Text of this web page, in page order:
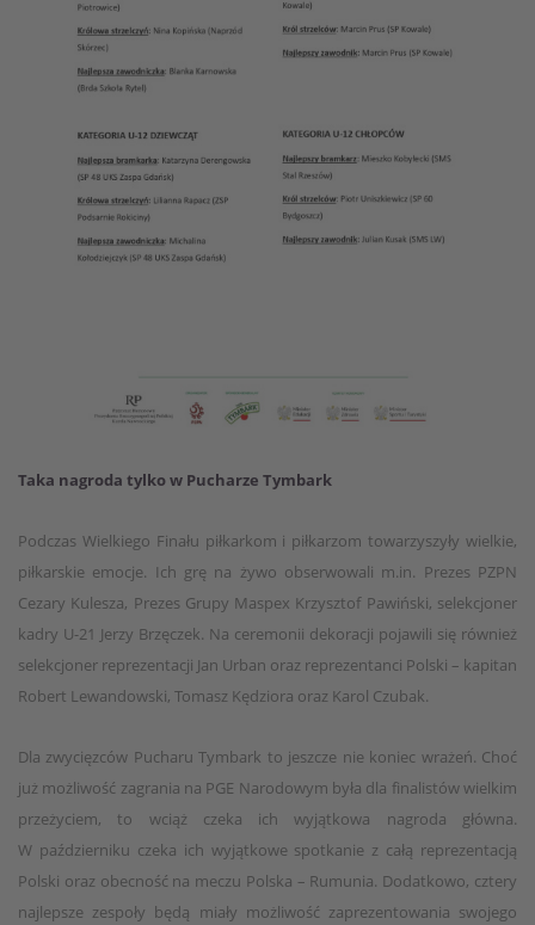
Taka nagroda tylko w Pucharze Tymbark
Podczas Wielkiego Finału piłkarkom i piłkarzom towarzyszyły wielkie,
piłkarskie emocje. Ich grę na żywo obserwowali m.in. Prezes PZPN
Cezary Kulesza, Prezes Grupy Maspex Krzysztof Pawiński, selekcjoner
kadry U-21 Jerzy Brzęczek. Na ceremonii dekoracji pojawili się również
selekcjoner reprezentacji Jan Urban oraz reprezentanci Polski – kapitan
Robert Lewandowski, Tomasz Kędziora oraz Karol Czubak.
Dla zwycięzców Pucharu Tymbark to jeszcze nie koniec wrażeń. Choć
już możliwość zagrania na PGE Narodowym była dla finalistów wielkim
przeżyciem, to wciąż czeka ich wyjątkowa nagroda główna.
W październiku czeka ich wyjątkowe spotkanie z całą reprezentacją
Polski oraz obecność na meczu Polska – Rumunia. Dodatkowo, cztery
najlepsze zespoły będą miały możliwość zaprezentowania swojego